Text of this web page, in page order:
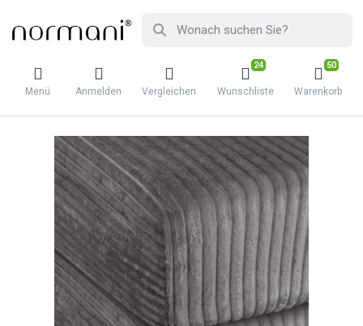
Menü Anmelden Vergleichen
24
Wunschliste
50
Warenkorb